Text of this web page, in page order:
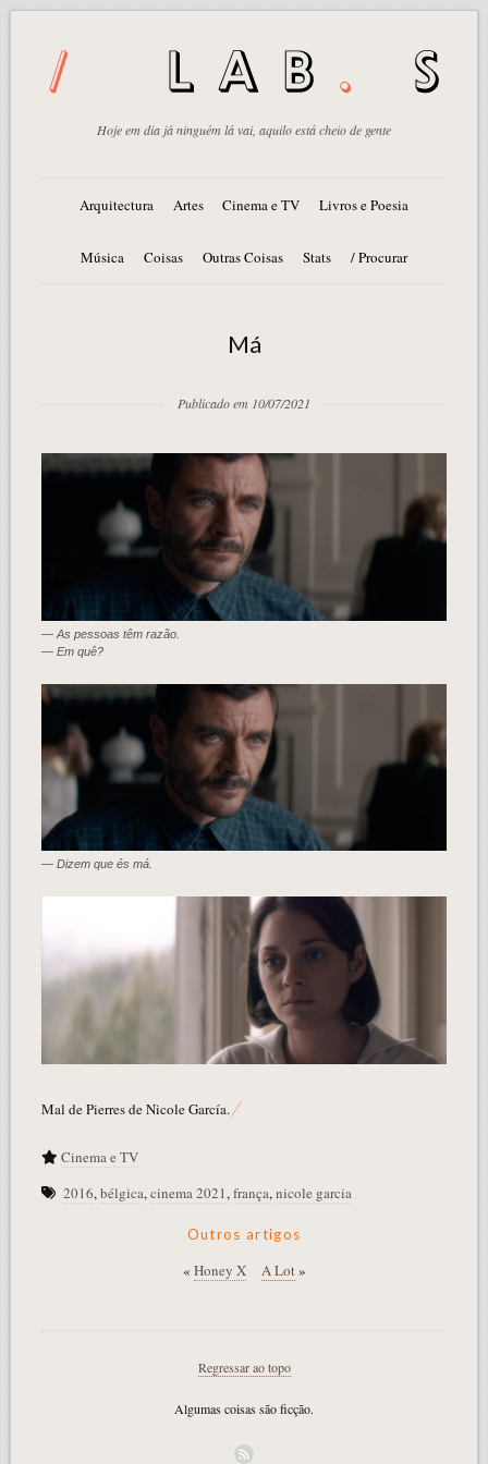
Hoje em dia já ninguém lá vai, aquilo está cheio de gente
Arquitectura Artes Cinema e TV Livros e Poesia
Música Coisas Outras Coisas Stats / Procurar
Má
Publicado em 10/07/2021
— As pessoas têm razão.
— Em quê?
— Dizem que és má.
Mal de Pierres de Nicole García.
Cinema e TV
2016,bélgica,cinema 2021,frança,nicole garcia
Outros artigos
« Honey X A Lot»
Regressar ao topo
Algumas coisas são ficção.